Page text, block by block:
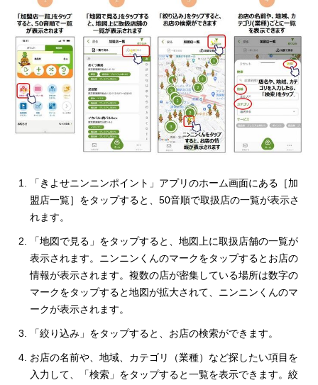
「きよせニンニンポイント」アプリのホーム画面にある［加
盟店一覧］をタップすると、50音順で取扱店の一覧が表示さ
れます。
「地図で見る」をタップすると、地図上に取扱店舗の一覧が
表示されます。ニンニンくんのマークをタップするとお店の
情報が表示されます。複数の店が密集している場所は数字の
マークをタップすると地図が拡大されて、ニンニンくんのマ
ークが表示されます。
「絞り込み」をタップすると、お店の検索ができます。
お店の名前や、地域、カテゴリ（業種）など探したい項目を
入力して、「検索」をタップすると一覧を表示できます。絞